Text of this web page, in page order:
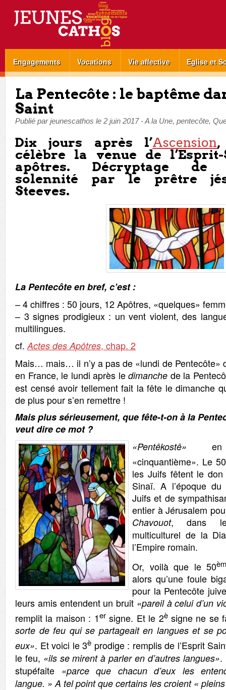
Engagements Vocations Vie affective Eglise et
La Pentecôte : le baptême
Saint
Publié parjeunescathos le 2 juin 2017-A la Une, pentecôte,
Dix jours après l’Ascension
célèbre la venue de
apôtres. Décryptage
solennité par le prêtre
Steeves.
La Pentecôte en bref, c’est :
– 4 chiffres : 50 jours, 12 Apôtres, «quelques»
– 3 signes prodigieux : un vent violent, des
multilingues.
cf. Actes des Apôtres, chap. 2
Mais… mais… il n’y a pas de «lundi de Pentecôte»
en France, le lundi après ledimanche de la
est censé avoir tellement fait la fête le dimanche
de plus pour s’en remettre !
Mais plus sérieusement, que fête-t-on à la
veut dire ce mot ?
«Pentêkostê» en
«cinquantième». Le 50
les Juifs fêtent le
Sinaï. A l’époque
Juifs et de
entier à Jérusalem
Chavouot, dans le
multiculturel de la
l’Empire romain.
Or, voilà que le 50
alors qu’une foule
pour la Pentecôte
leurs amis entendent un bruit «pareil à celui d’un
remplit la maison : 1ersigne. Et le 2èsigne ne se
sorte de feu qui se partageait en langues et se
eux». Et voici le 3è prodige : remplis de l’Esprit
le feu, «ils se mirent à parler en d’autres langues».
stupéfaite «parce que chacun d’eux les
langue. » A tel point que certains les croient «